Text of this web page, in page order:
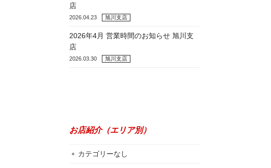
店
2026.04.23 旭川支店
2026年4月 営業時間のお知らせ 旭川支
店
2026.03.30 旭川支店
お店紹介（エリア別）
カテゴリーなし